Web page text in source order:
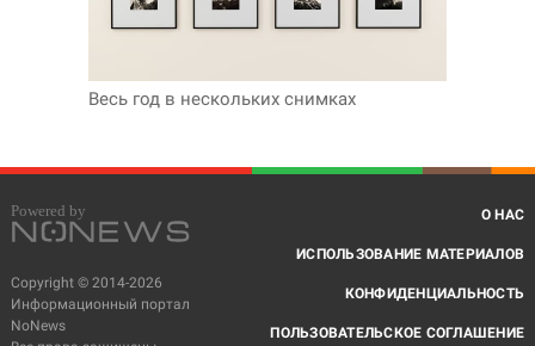
Весь год в нескольких снимках
Copyright © 2014-2026
Информационный портал
NoNews
О НАС
ИСПОЛЬЗОВАНИЕ МАТЕРИАЛОВ
КОНФИДЕНЦИАЛЬНОСТЬ
ПОЛЬЗОВАТЕЛЬСКОЕ СОГЛАШЕНИЕ